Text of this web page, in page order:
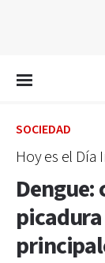
SOCIEDAD
Hoy es el